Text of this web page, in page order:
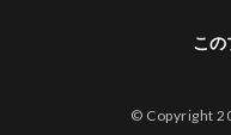
この
© Copyright